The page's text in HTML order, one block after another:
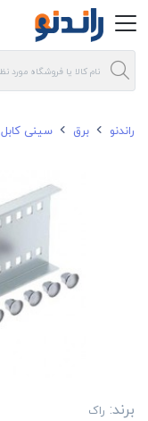
راندنو برق سینی کابل
برند: راک